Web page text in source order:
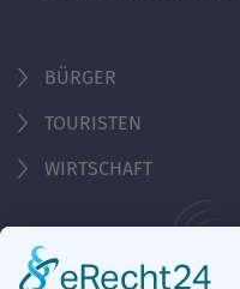
BÜRGER
TOURISTEN
WIRTSCHAFT
Behördennummer 115